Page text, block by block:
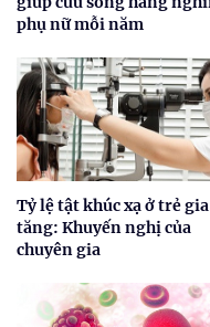
phụ nữ mỗi năm
Tỷ lệ tật khúc xạ ở trẻ gia
tăng: Khuyến nghị của
chuyên gia